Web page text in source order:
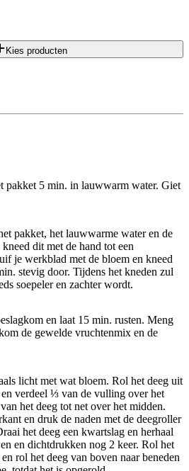
Kies producten
pakket 5 min. in lauwwarm water. Giet
pakket, het lauwwarme water en de
dit met de hand tot een
je werkblad met de bloem en kneed
stevig door. Tijdens het kneden zul
soepeler en zachter wordt.
en laat 15 min. rusten. Meng
de gewelde vruchtenmix en de
licht met wat bloem. Rol het deeg uit
verdeel ⅓ van de vulling over het
het deeg tot net over het midden.
en druk de naden met de deegroller
het deeg een kwartslag en herhaal
en dichtdrukken nog 2 keer. Rol het
rol het deeg van boven naar beneden